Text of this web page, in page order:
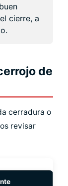
cierre, a
de
cerradura o
revisar